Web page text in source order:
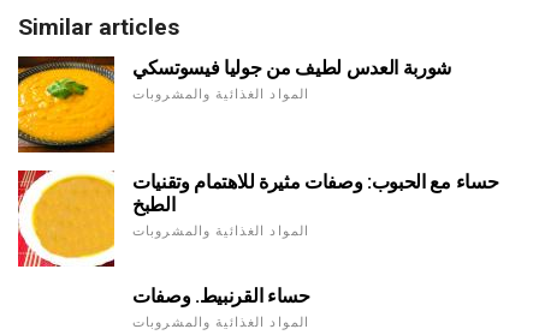
Similar articles
شوربة العدس لطيف من جوليا فيسوتسكي
المواد الغذائية والمشروبات
حساء مع الحبوب: وصفات مثيرة للاهتمام وتقنيات
الطبخ
المواد الغذائية والمشروبات
حساء القرنبيط. وصفات
المواد الغذائية والمشروبات